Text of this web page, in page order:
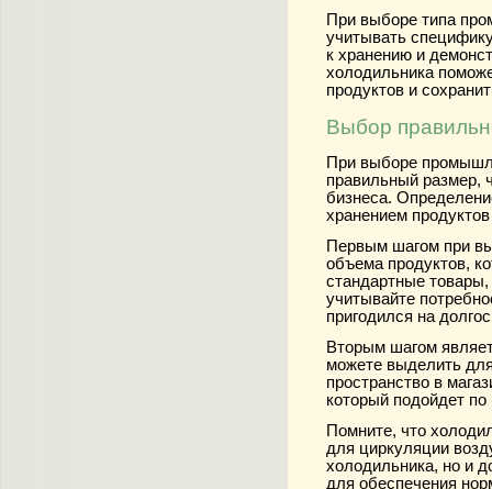
При выборе типа
учитывать
к хранению и
холодильника
продуктов и
Выбор
При выборе
правильный размер,
бизнеса.
хранением
Первым шагом при
объема продуктов,
стандартные
учитывайте
пригодился на
Вторым шагом
можете выделить
пространство в
который подойдет
Помните, что
для циркуляции
холодильника, но и
для обеспечения